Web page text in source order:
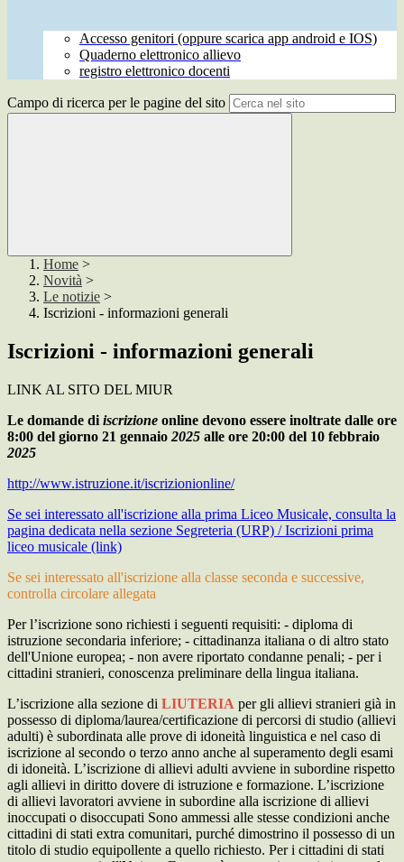
Accesso genitori (oppure scarica app android e IOS)
Quaderno elettronico allievo
registro elettronico docenti
Campo di ricerca per le pagine del sito
Home >
Novità >
Le notizie >
Iscrizioni - informazioni generali
Iscrizioni - informazioni generali
LINK AL SITO DEL MIUR
Le domande di iscrizione online devono essere inoltrate dalle ore
8:00 del giorno 21 gennaio 2025 alle ore 20:00 del 10 febbraio
2025
http://www.istruzione.it/iscrizionionline/
Se sei interessato all'iscrizione alla prima Liceo Musicale, consulta la
pagina dedicata nella sezione Segreteria (URP) / Iscrizioni prima
liceo musicale (link)
Se sei interessato all'iscrizione alla classe seconda e successive,
controlla circolare allegata
Per l’iscrizione sono richiesti i seguenti requisiti: - diploma di
istruzione secondaria inferiore; - cittadinanza italiana o di altro stato
dell'Unione europea; - non avere riportato condanne penali; - per i
cittadini stranieri, conoscenza preliminare della lingua italiana.
L’iscrizione alla sezione di LIUTERIA per gli allievi stranieri già in
possesso di diploma/laurea/certificazione di percorsi di studio (allievi
adulti) è subordinata alle prove di idoneità linguistica e nel caso di
iscrizione al secondo o terzo anno anche al superamento degli esami
di idoneità. L’iscrizione di allievi adulti avviene in subordine rispetto
agli allievi in diritto dovere di istruzione e formazione. L’iscrizione
di allievi lavoratori avviene in subordine alla iscrizione di allievi
inoccupati o disoccupati Sono ammessi alle stesse condizioni anche
cittadini di stati extra comunitari, purché dimostrino il possesso di un
titolo di studio equipollente a quello richiesto. Per i cittadini di stati